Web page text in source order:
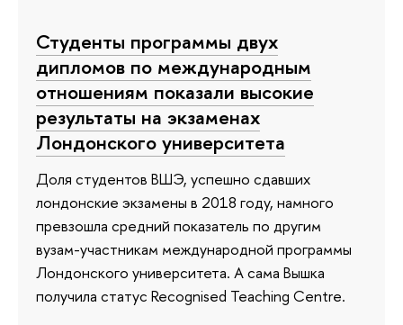
Студенты программы двух
дипломов по международным
отношениям показали высокие
результаты на экзаменах
Лондонского университета
Доля студентов ВШЭ, успешно сдавших
лондонские экзамены в 2018 году, намного
превзошла средний показатель по другим
вузам-участникам международной программы
Лондонского университета. А сама Вышка
получила статус Recognised Teaching Centre.